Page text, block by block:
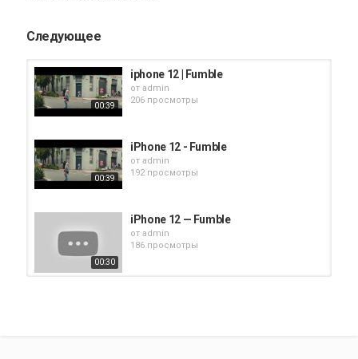
Следующее
00:39
iphone 12 | Fumble
от admin
206 просмотры
00:39
iPhone 12 - Fumble
от admin
192 просмотры
00:30
iPhone 12 — Fumble
от admin
186 просмотры